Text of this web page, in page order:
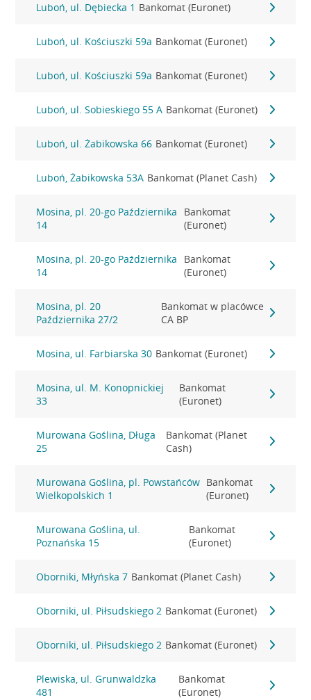
Luboń, ul. Dębiecka 1 Bankomat (Euronet)
Luboń, ul. Kościuszki 59a Bankomat (Euronet)
Luboń, ul. Kościuszki 59a Bankomat (Euronet)
Luboń, ul. Sobieskiego 55 A Bankomat (Euronet)
Luboń, ul. Żabikowska 66 Bankomat (Euronet)
Luboń, Żabikowska 53A Bankomat (Planet Cash)
Mosina, pl. 20-go Października
14
Bankomat
(Euronet)
Mosina, pl. 20-go Października
14
Bankomat
(Euronet)
Mosina, pl. 20
Października 27/2
Bankomat w placówce
CA BP
Mosina, ul. Farbiarska 30 Bankomat (Euronet)
Mosina, ul. M. Konopnickiej
33
Bankomat
(Euronet)
Murowana Goślina, Długa
25
Bankomat (Planet
Cash)
Murowana Goślina, pl. Powstańców
Wielkopolskich 1
Bankomat
(Euronet)
Murowana Goślina, ul.
Poznańska 15
Bankomat
(Euronet)
Oborniki, Młyńska 7 Bankomat (Planet Cash)
Oborniki, ul. Piłsudskiego 2 Bankomat (Euronet)
Oborniki, ul. Piłsudskiego 2 Bankomat (Euronet)
Plewiska, ul. Grunwaldzka
481
Bankomat
(Euronet)